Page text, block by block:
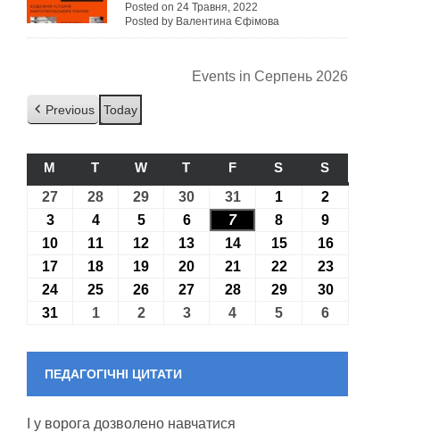
Posted on 24 Травня, 2022
Posted by Валентина Єфімова
Events in Серпень 2026
Previous Today
M ПОНЕДІЛОК
T ВІВТОРОК
WСЕРЕДА
T ЧЕТВЕР
FП’ЯТНИЦЯ
S СУБОТА
S
27 27.07.2026
28 28.07.2026
29 29.07.2026
30 30.07.2026
3131.07.2026
1 01.08.2026
2
303.08.2026
404.08.2026
505.08.2026
606.08.2026
707.08.2026
8 08.08.2026
9
10 10.08.2026
11 11.08.2026
12 12.08.2026
13 13.08.2026
1414.08.2026
1515.08.2026
1616.08.2026
17 17.08.2026
18 18.08.2026
19 19.08.2026
20 20.08.2026
2121.08.2026
2222.08.2026
2323.08.2026
24 24.08.2026
25 25.08.2026
26 26.08.2026
27 27.08.2026
2828.08.2026
2929.08.2026
3030.08.2026
31 31.08.2026
101.09.2026
202.09.2026
303.09.2026
4 04.09.2026
5 05.09.2026
6
ПЕДАГОГІЧНІ ЦИТАТИ
І у ворога дозволено навчатися